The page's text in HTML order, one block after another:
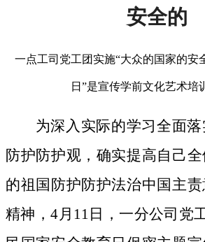
安全的
一点工司党工团实施“大众的国家的安
日”是宣传学前文化艺术培
为深入实际的学习全面
防护防护观，确实提高自己
的祖国防护防护法治中国主
精神，4月11日，一分公司党